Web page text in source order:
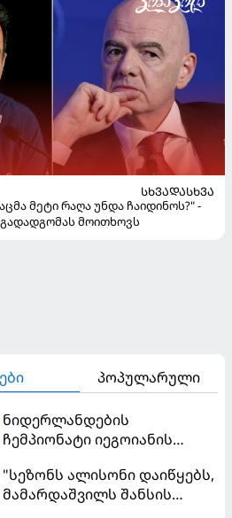
ᲡᲮᲕᲐᲓᲐᲡᲮᲕᲐ
მეტი რაღა უნდა ჩაიდინოს?" -
მოითხოვს
პოპულარული
ნიდერლანდების
ჩემპიონატი იეგოიანის
MVP გახდა
"სეზონს ალისონი დაიწყებს,
მამარდაშვილს შანსის